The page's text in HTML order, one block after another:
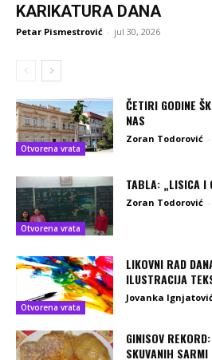
KARIKATURA DANA
Petar Pismestrović - jul 30, 2026
Otvorena vrata
ČETIRI GODINE
NAS
Zoran Todorović -
Otvorena vrata
TABLA: „LISICA I
Zoran Todorović -
Otvorena vrata
LIKOVNI RAD
ILUSTRACIJA
Jovanka
GINISOV
SKUVANIH SARMI